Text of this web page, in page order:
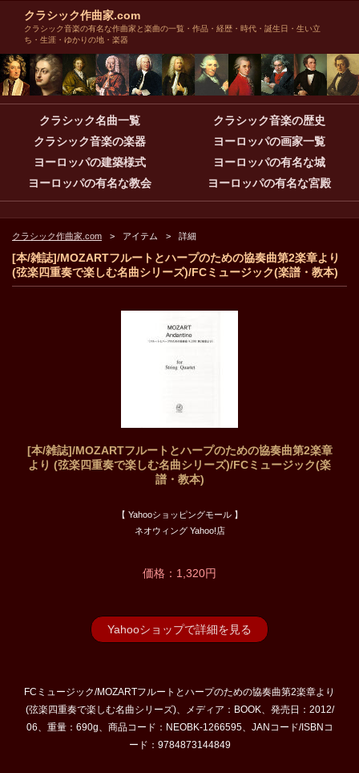
クラシック作曲家.com
クラシック音楽の有名な作曲家と楽曲の一覧・作品・経歴・時代・誕生日・生い立
ち・生涯・ゆかりの地・楽器
クラシック名曲一覧
クラシック音楽の歴史
クラシック音楽の楽器
ヨーロッパの画家一覧
ヨーロッパの建築様式
ヨーロッパの有名な城
ヨーロッパの有名な教会
ヨーロッパの有名な宮殿
クラシック作曲家.com アイテム 詳細
[本/雑誌]/MOZARTフルートとハープのための協奏曲第2楽章より
(弦楽四重奏で楽しむ名曲シリーズ)/FCミュージック(楽譜・教本)
[本/雑誌]/MOZARTフルートとハープのための協奏曲第2楽章
より (弦楽四重奏で楽しむ名曲シリーズ)/FCミュージック(楽
譜・教本)
【 Yahooショッピングモール 】
ネオウィング Yahoo!店
価格：1,320円
Yahooショップで詳細を見る
FCミュージック/MOZARTフルートとハープのための協奏曲第2楽章より
(弦楽四重奏で楽しむ名曲シリーズ)、メディア：BOOK、発売日：2012/
06、重量：690g、商品コード：NEOBK-1266595、JANコード/ISBNコ
ード：9784873144849